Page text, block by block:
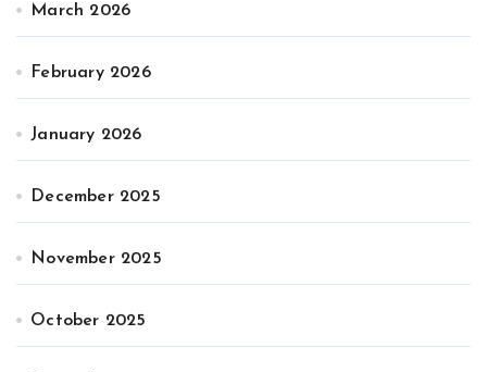
March 2026
February 2026
January 2026
December 2025
November 2025
October 2025